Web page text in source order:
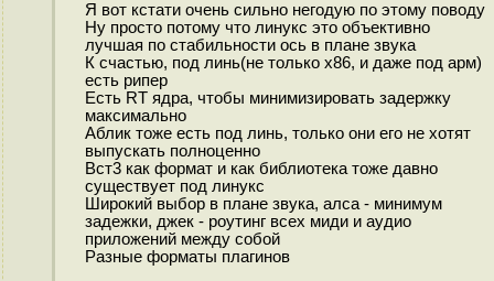
Я вот кстати очень сильно негодую по этому поводу
Ну просто потому что линукс это объективно
лучшая по стабильности ось в плане звука
К счастью, под линь(не только x86, и даже под арм)
есть рипер
Есть RT ядра, чтобы минимизировать задержку
максимально
Аблик тоже есть под линь, только они его не хотят
выпускать полноценно
Вст3 как формат и как библиотека тоже давно
существует под линукс
Широкий выбор в плане звука, алса - минимум
задежки, джек - роутинг всех миди и аудио
приложений между собой
Разные форматы плагинов